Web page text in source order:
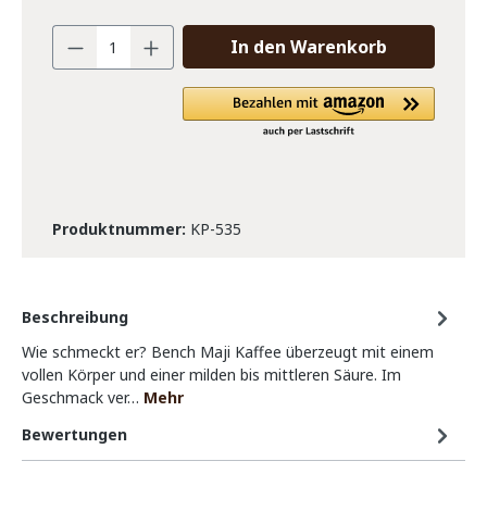
In den Warenkorb
Produktnummer: KP-535
Beschreibung
Wie schmeckt er? Bench Maji Kaffee überzeugt mit einem
vollen Körper und einer milden bis mittleren Säure. Im
Geschmack ver… Mehr
Bewertungen